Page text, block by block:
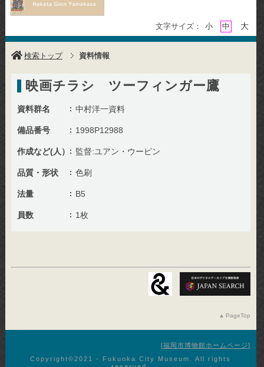
文字サイズ： 小 中 大
検索トップ 資料情報
映画チラシ ツーフィンガー鷹
資料群名 中村洋一資料
備品番号 1998P12988
作成など(人） 監督:ユアン・ウーピン
品質・形状 色刷
法量 B5
員数 1枚
PageTop
福岡市博物館ホームページ
Copyright©︎2021 - Fukuoka City Museum. All rights